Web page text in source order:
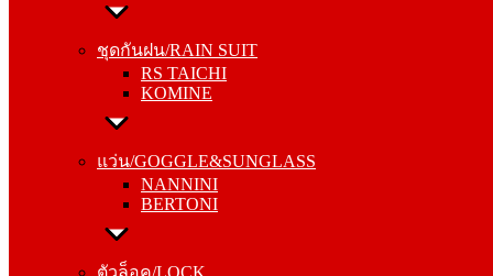
ชุดกันฝน/RAIN SUIT
RS TAICHI
KOMINE
แว่น/GOGGLE&SUNGLASS
NANNINI
BERTONI
ตัวล็อค/LOCK
ชุดกันฝน/RAIN SUIT
KOMINE
แว่น/GOGGLE&SUNGLASS
BERTONI
ตัวล็อค/LOCK